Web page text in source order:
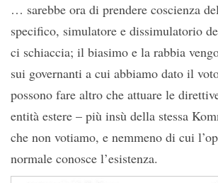
… sarebbe ora di prendere coscienza
specifico, simulatore e dissimulatorio
ci schiaccia; il biasimo e la rabbia
sui governanti a cui abbiamo dato il
possono fare altro che attuare le
entità estere – più insù della stessa
che non votiamo, e nemmeno di cui
normale conosce l’esistenza.